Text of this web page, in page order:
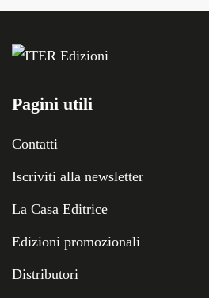
Pagini utili
Contatti
Iscriviti alla newsletter
La Casa Editrice
Edizioni promozionali
Distributori